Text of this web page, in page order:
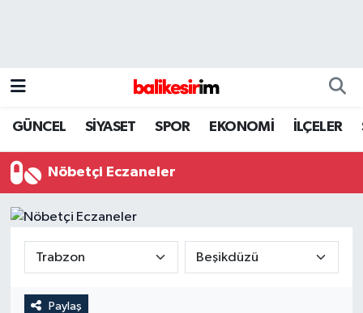
GÜNCEL SİYASET SPOR EKONOMİ İLÇELER
Nöbetçi Eczaneler
Paylaş